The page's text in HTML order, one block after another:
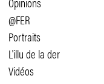
@FER
Portraits
L'illu de la der
Vidéos